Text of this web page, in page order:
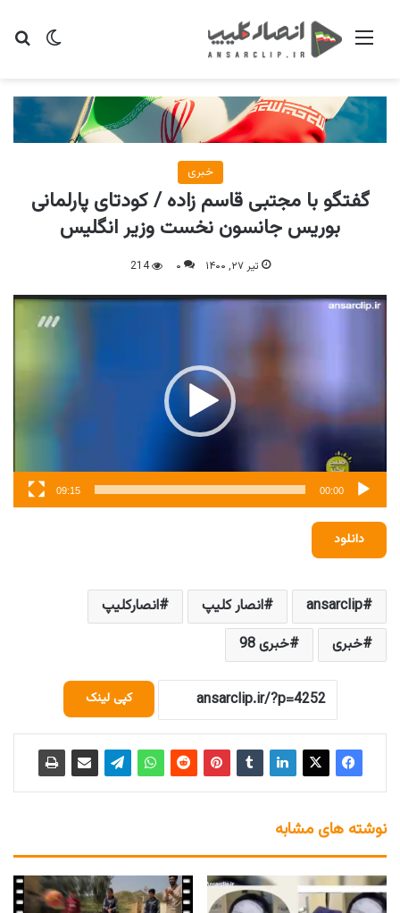
تغییر منو
خبری
گفتگو با مجتبی قاسم زاده / کودتای پارلمانی
بوریس جانسون نخست وزیر انگلیس
تیر ۲۷, ۱۴۰۰ ۰ 214
نمایشگر
ویدیو
00:00
09:15
دانلود
ansarclip انصار کلیپ
انصارکلیپ
خبری
خبری 98
کپی لینک
نوشته های مشابه